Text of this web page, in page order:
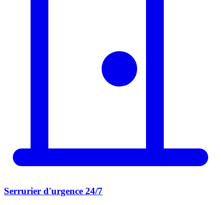
Serrurier d'urgence 24/7